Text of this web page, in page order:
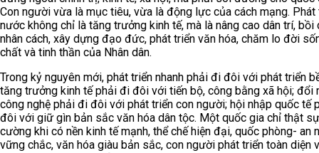
Con người vừa là mục tiêu, vừa là động lực của cách mạng.
nước không chỉ là tăng trưởng kinh tế, mà là nâng cao dân trí, bồi
nhân cách, xây dựng đạo đức, phát triển văn hóa, chăm lo đời
chất và tinh thần của Nhân dân.
Trong kỷ nguyên mới, phát triển nhanh phải đi đôi với phát triển
tăng trưởng kinh tế phải đi đôi với tiến bộ, công bằng xã hội; đổi
công nghệ phải đi đôi với phát triển con người; hội nhập quốc tế
đôi với giữ gìn bản sắc văn hóa dân tộc. Một quốc gia chỉ thật
cường khi có nền kinh tế mạnh, thể chế hiện đại, quốc phòng- an
vững chắc, văn hóa giàu bản sắc, con người phát triển toàn diện